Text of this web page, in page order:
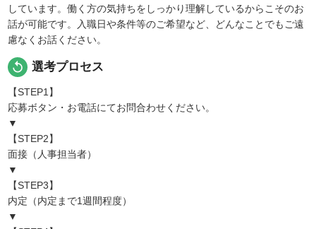
しています。働く方の気持ちをしっかり理解しているからこそのお
話が可能です。入職日や条件等のご希望など、どんなことでもご遠
慮なくお話ください。
replay 選考プロセス
【STEP1】
応募ボタン・お電話にてお問合わせください。
▼
【STEP2】
面接（人事担当者）
▼
【STEP3】
内定（内定まで1週間程度）
▼